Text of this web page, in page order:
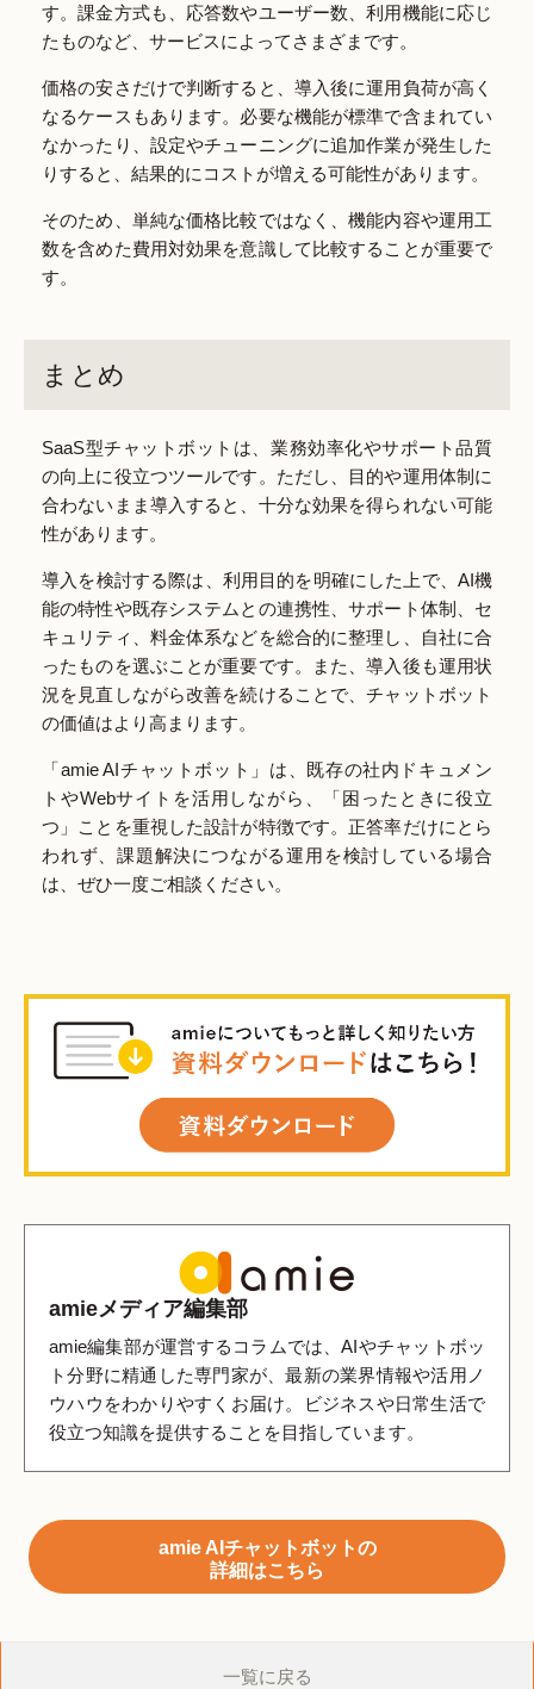
す。課金方式も、応答数やユーザー数、利用機能に応じ
たものなど、サービスによってさまざまです。
価格の安さだけで判断すると、導入後に運用負荷が高く
なるケースもあります。必要な機能が標準で含まれてい
なかったり、設定やチューニングに追加作業が発生した
りすると、結果的にコストが増える可能性があります。
そのため、単純な価格比較ではなく、機能内容や運用工
数を含めた費用対効果を意識して比較することが重要で
す。
まとめ
SaaS型チャットボットは、業務効率化やサポート品質
の向上に役立つツールです。ただし、目的や運用体制に
合わないまま導入すると、十分な効果を得られない可能
性があります。
導入を検討する際は、利用目的を明確にした上で、AI機
能の特性や既存システムとの連携性、サポート体制、セ
キュリティ、料金体系などを総合的に整理し、自社に合
ったものを選ぶことが重要です。また、導入後も運用状
況を見直しながら改善を続けることで、チャットボット
の価値はより高まります。
「amie AIチャットボット」は、既存の社内ドキュメン
トやWebサイトを活用しながら、「困ったときに役立
つ」ことを重視した設計が特徴です。正答率だけにとら
われず、課題解決につながる運用を検討している場合
は、ぜひ一度ご相談ください。
amieメディア編集部
amie編集部が運営するコラムでは、AIやチャットボッ
ト分野に精通した専門家が、最新の業界情報や活用ノ
ウハウをわかりやすくお届け。ビジネスや日常生活で
役立つ知識を提供することを目指しています。
amie AIチャットボットの
詳細はこちら
一覧に戻る